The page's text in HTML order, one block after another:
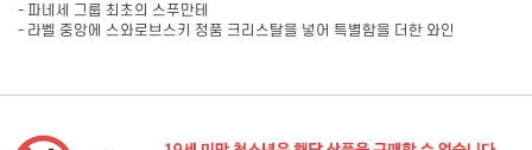
- 파네세 그룹 최초의 스푸만테
- 라벨 중앙에 스와로브스키 정품 크리스탈을 넣어 특별함을 더한 와인